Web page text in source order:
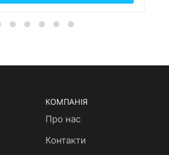
КОМПАНІЯ
Про нас
Контакти